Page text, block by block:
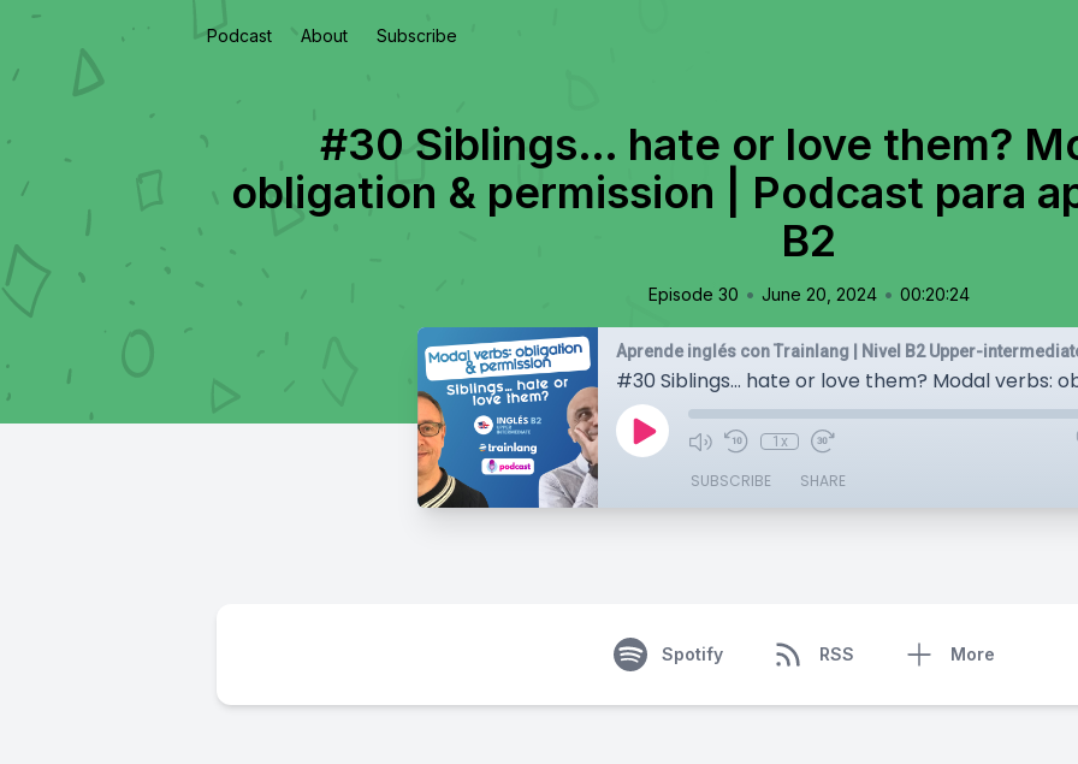
Podcast About Subscribe
#30 Siblings… hate or love them?
obligation & permission | Podcast para
B2
Episode 30 • June 20, 2024 • 00:20:24
1x
SUBSCRIBE SHARE
Spotify RSS More